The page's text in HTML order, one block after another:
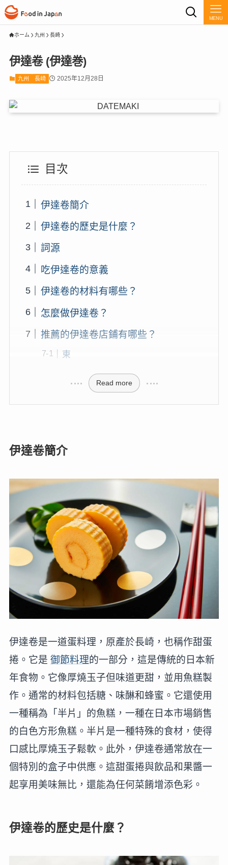
MENU
ホーム 九州 長崎
伊達卷 (伊達巻)
九州 長崎 2025年12月28日
目次
伊達卷簡介
伊達卷的歷史是什麼？
詞源
吃伊達卷的意義
伊達卷的材料有哪些？
怎麼做伊達卷？
推薦的伊達卷店鋪有哪些？
東
Read more
伊達卷簡介
伊達卷是一道蛋料理，原產於長崎，也稱作甜蛋
捲。它是 御節料理的一部分，這是傳統的日本新
年食物。它像厚燒玉子但味道更甜，並用魚糕製
作。通常的材料包括糖、味醂和蜂蜜。它還使用
一種稱為「半片」的魚糕，一種在日本市場銷售
的白色方形魚糕。半片是一種特殊的食材，使得
口感比厚燒玉子鬆軟。此外，伊達卷通常放在一
個特別的盒子中供應。這甜蛋捲與飲品和果醬一
起享用美味無比，還能為任何菜餚增添色彩。
伊達卷的歷史是什麼？